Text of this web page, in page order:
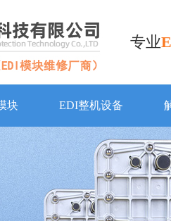
专业
块 EDI整机设备